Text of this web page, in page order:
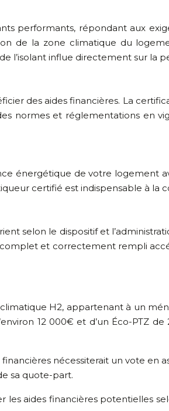
performants, répondant aux
de la zone climatique du
l’isolant influe directement sur la
des aides financières. La
normes et réglementations en
énergétique de votre logement
certifié est indispensable à la
selon le dispositif et
et correctement rempli
H2, appartenant à un
12 000€ et d’un Éco-
nécessiterait un vote
sa quote-part.
aides financières potentielles